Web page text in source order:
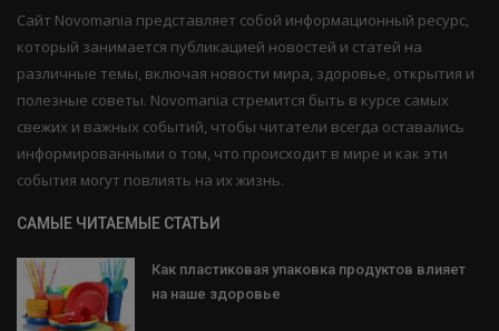
Сайт Novomania представляет собой информационный ресурс,
который занимается публикацией новостей и статей на
различные темы, включая новости мира, здоровье, открытия и
полезные советы. Novomania стремится быть в курсе самых
свежих и важных событий, чтобы читатели всегда оставались
информированными о том, что происходит в мире и как эти
события могут повлиять на их жизнь.
САМЫЕ ЧИТАЕМЫЕ СТАТЬИ
Как пластиковая упаковка продуктов влияет
на наше здоровье